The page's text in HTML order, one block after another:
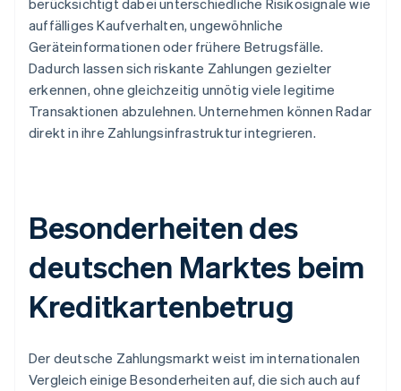
berücksichtigt dabei unterschiedliche Risikosignale wie
auffälliges Kaufverhalten, ungewöhnliche
Geräteinformationen oder frühere Betrugsfälle.
Dadurch lassen sich riskante Zahlungen gezielter
erkennen, ohne gleichzeitig unnötig viele legitime
Transaktionen abzulehnen. Unternehmen können Radar
direkt in ihre Zahlungsinfrastruktur integrieren.
Besonderheiten des
deutschen Marktes beim
Kreditkartenbetrug
Der deutsche Zahlungsmarkt weist im internationalen
Vergleich einige Besonderheiten auf, die sich auch auf